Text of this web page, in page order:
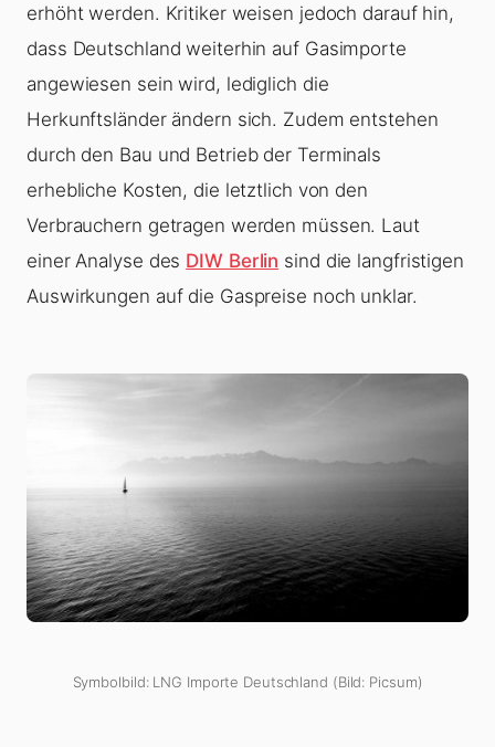
erhöht werden. Kritiker weisen jedoch darauf hin,
dass Deutschland weiterhin auf Gasimporte
angewiesen sein wird, lediglich die
Herkunftsländer ändern sich. Zudem entstehen
durch den Bau und Betrieb der Terminals
erhebliche Kosten, die letztlich von den
Verbrauchern getragen werden müssen. Laut
einer Analyse des DIW Berlin sind die langfristigen
Auswirkungen auf die Gaspreise noch unklar.
Symbolbild: LNG Importe Deutschland (Bild: Picsum)